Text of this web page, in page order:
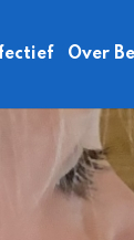
Over